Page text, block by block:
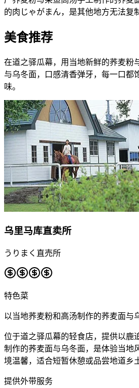
的肉じゃがまん，是其他地方无法复
美食推荐
在道之驿瓜幕，用当地新鲜的荞麦粉
与乌冬面，口感清香弹牙，每一口都
味。
乌里马库直卖所
うりまく直売所
特色菜
以当地荞麦粉和高汤制作的荞麦面与
位于道之驿瓜幕的轻食店，提供以鹿
制作的荞麦面与乌冬面，是体验当地
境温馨，适合短暂休憩或品尝地道乡
提供外带服务